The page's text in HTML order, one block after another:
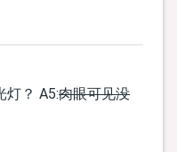
灯？ A5:肉眼可见没